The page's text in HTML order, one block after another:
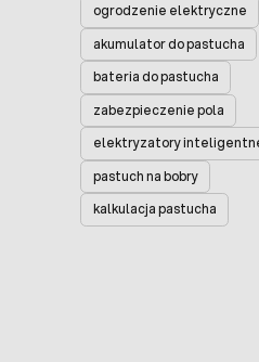
ogrodzenie elektryczne
akumulator do pastucha
bateria do pastucha
zabezpieczenie pola
elektryzatory
pastuch na bobry
kalkulacja pastucha